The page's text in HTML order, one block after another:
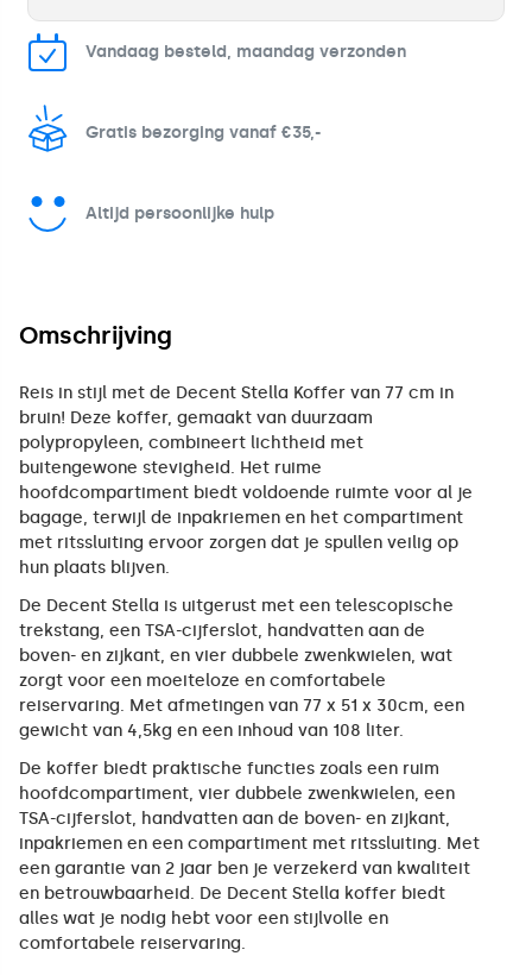
Vandaag besteld, maandag verzonden
Gratis bezorging vanaf €35,-
Altijd persoonlijke hulp
Omschrijving
Reis in stijl met de Decent Stella Koffer van 77 cm in
bruin! Deze koffer, gemaakt van duurzaam
polypropyleen, combineert lichtheid met
buitengewone stevigheid. Het ruime
hoofdcompartiment biedt voldoende ruimte voor al je
bagage, terwijl de inpakriemen en het compartiment
met ritssluiting ervoor zorgen dat je spullen veilig op
hun plaats blijven.
De Decent Stella is uitgerust met een telescopische
trekstang, een TSA-cijferslot, handvatten aan de
boven- en zijkant, en vier dubbele zwenkwielen, wat
zorgt voor een moeiteloze en comfortabele
reiservaring. Met afmetingen van 77 x 51 x 30cm, een
gewicht van 4,5kg en een inhoud van 108 liter.
De koffer biedt praktische functies zoals een ruim
hoofdcompartiment, vier dubbele zwenkwielen, een
TSA-cijferslot, handvatten aan de boven- en zijkant,
inpakriemen en een compartiment met ritssluiting. Met
een garantie van 2 jaar ben je verzekerd van kwaliteit
en betrouwbaarheid. De Decent Stella koffer biedt
alles wat je nodig hebt voor een stijlvolle en
comfortabele reiservaring.